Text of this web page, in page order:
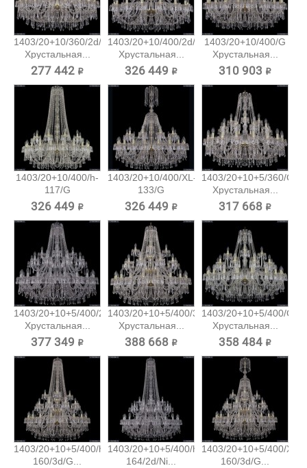
1403/20+10/360/2d/G
Хрустальная...
277 442 ₽
1403/20+10/400/2d/G
Хрустальная...
326 449 ₽
1403/20+10/400/G
Хрустальная...
310 903 ₽
1403/20+10/400/h-
117/G
Хрустальная...
326 449 ₽
1403/20+10/400/XL-
133/G
Хрустальная...
326 449 ₽
1403/20+10+5/360/G
Хрустальная...
317 668 ₽
1403/20+10+5/400/2d/Ni
Хрустальная...
377 349 ₽
1403/20+10+5/400/3d/G
Хрустальная...
388 668 ₽
1403/20+10+5/400/G
Хрустальная...
358 484 ₽
1403/20+10+5/400/h-
160/3d/G...
1403/20+10+5/400/h-
164/2d/Ni...
1403/20+10+5/400/XL-
160/3d/G...